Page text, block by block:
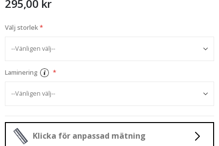
295,00 kr
Välj storlek
Laminering
Klicka för anpassad mätning